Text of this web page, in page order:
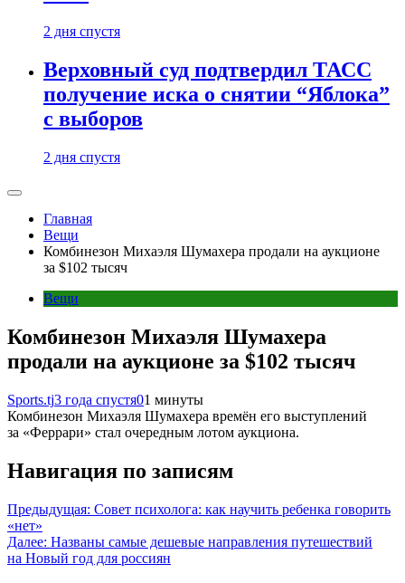
2 дня спустя
Верховный суд подтвердил ТАСС
получение иска о снятии “Яблока”
с выборов
2 дня спустя
Главная
Вещи
Комбинезон Михаэля Шумахера продали на аукционе
за $102 тысяч
Вещи
Комбинезон Михаэля Шумахера
продали на аукционе за $102 тысяч
Sports.tj3 года спустя01 минуты
Комбинезон Михаэля Шумахера времён его выступлений
за «Феррари» стал очередным лотом аукциона.
Навигация по записям
Предыдущая: Совет психолога: как научить ребенка говорить
«нет»
Далее: Названы самые дешевые направления путешествий
на Новый год для россиян